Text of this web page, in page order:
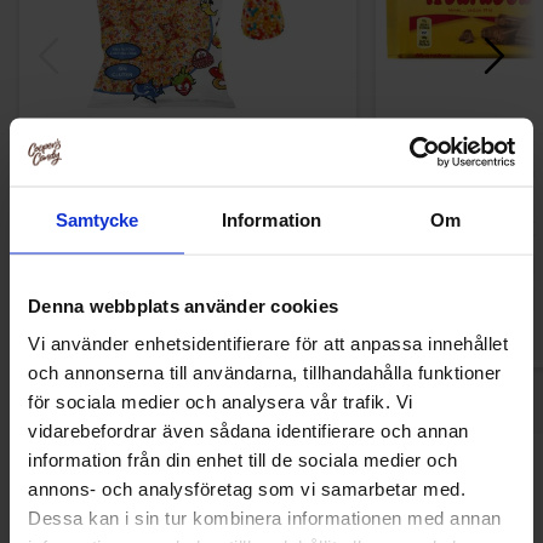
Samtycke Information Om
Denna webbplats använder cookies
Vi använder enhetsidentifierare för att anpassa innehållet
och annonserna till användarna, tillhandahålla funktioner
för sociala medier och analysera vår trafik. Vi
vidarebefordrar även sådana identifierare och annan
information från din enhet till de sociala medier och
annons- och analysföretag som vi samarbetar med.
Dessa kan i sin tur kombinera informationen med annan
109.90 kr
Marabou
Andre kunne lide